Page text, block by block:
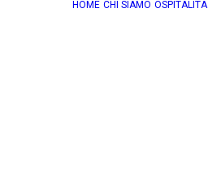
HOME CHI SIAMO OSPITALITÀ